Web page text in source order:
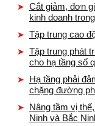
Cắt giảm, đơn
kinh doanh
Tập trung cao
Tập trung phát
cho hạ tầng số
Hạ tầng phải
chặng đường
Nâng tầm vị
Ninh và Bắc